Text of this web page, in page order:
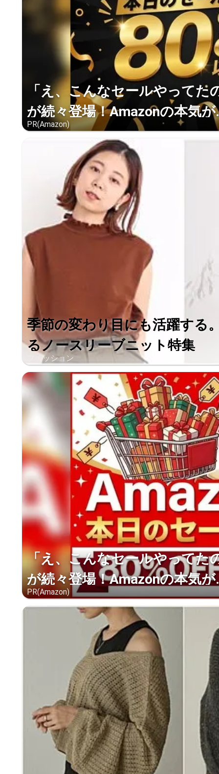
「え、こんなセールやってた
が続々登場！Amazonの本気が
PR(Amazon)
季節の変わり目にも活躍する
るノースリーブニット特集
ファッション
「え、こんなセールやってた
が続々登場！Amazonの本気が
PR(Amazon)